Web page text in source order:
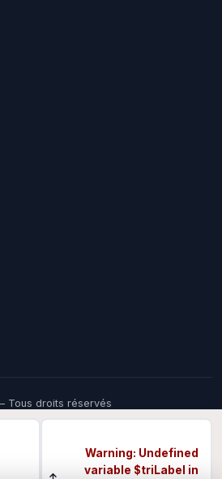
Warning: Undefined
variable $triLabel in
Tous droits réservés
Certains liens sont des liens
ce comparateur gratuit.